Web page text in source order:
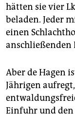
hätten sie vier
beladen. Jeder
einen
anschließenden
Aber de Hagen
Jährigen
Einfuhr und